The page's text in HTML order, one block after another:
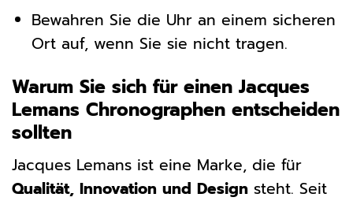
Bewahren Sie die Uhr an einem sicheren
Ort auf, wenn Sie sie nicht tragen.
Warum Sie sich für einen Jacques
Lemans Chronographen entscheiden
sollten
Jacques Lemans ist eine Marke, die für
Qualität, Innovation und Design steht. Seit